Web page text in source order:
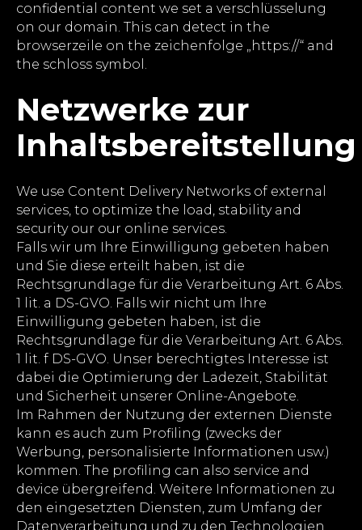
confidential content we set a verschlüsselung
on our domain. This can detect in the
browserzeile on the zeichenfolge „https://“ and
the schloss symbol.
Netzwerke zur
Inhaltsbereitstellung
We use Content Delivery Networks of external
services, to optimize the load, stability and
security our our online services.
Falls wir um Ihre Einwilligung gebeten haben
und Sie diese erteilt haben, ist die
Rechtsgrundlage für die Verarbeitung Art. 6 Abs.
1 lit. a DS-GVO. Falls wir nicht um Ihre
Einwilligung gebeten haben, ist die
Rechtsgrundlage für die Verarbeitung Art. 6 Abs.
1 lit. f DS-GVO. Unser berechtigtes Interesse ist
dabei die Optimierung der Ladezeit, Stabilität
und Sicherheit unserer Online-Angebote.
Im Rahmen der Nutzung der externen Dienste
kann es auch zum Profiling (zwecks der
Werbung, personalisierte Informationen usw.)
kommen. The profiling can also service and
device übergreifend. Weitere Informationen zu
den eingesetzten Diensten, zum Umfang der
Datenverarbeitung und zu den Technologien